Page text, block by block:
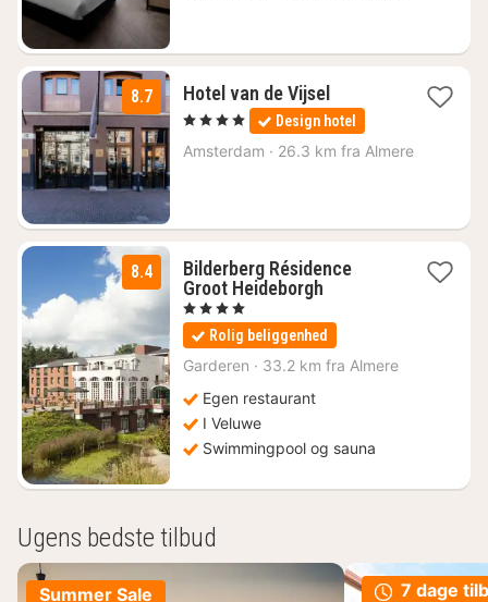
8.7 Hotel van de Vijsel1
nat
fra
924
, 4 Stjerner Design hotel
Amsterdam · 26.3 km fra Almere
8.4
Bilderberg Résidence
Groot Heideborgh1
fra
599
kr.
, 4 Stjerner
Rolig beliggenhed
Garderen · 33.2 km fra Almere
Egen restaurant
I Veluwe
Swimmingpool og sauna
Ugens bedste tilbud
Summer Sale 7 dage